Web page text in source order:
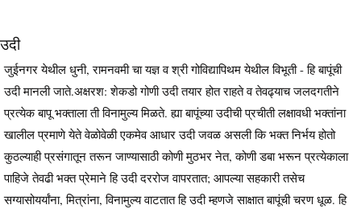
उदी
जुईनगर येथील धुनी, रामनवमी चा यज्ञ व श्री गोविद्यापिथम येथील विभूती - हि बापूंची
उदी मानली जाते.अक्षरश: शेकडो गोणी उदी तयार होत राहते व तेवढ्याच जलदगतीने
प्रत्येक बापू भक्ताला ती विनामुल्य मिळते. ह्या बापूंच्या उदीची प्रचीती लक्षावधी भक्तांना
खालील प्रमाणे येते वेळोवेळी एकमेव आधार उदी जवळ असली कि भक्त निर्भय होतो
कुठल्याही प्रसंगातून तरून जाण्यासाठी कोणी मुठभर नेत, कोणी डबा भरून प्रत्येकाला
पाहिजे तेवढी भक्त प्रेमाने हि उदी दररोज वापरतात; आपल्या सहकारी तसेच
सग्यासोयर्यांना, मित्रांना, विनामुल्य वाटतात हि उदी म्हणजे साक्षात बापूंची चरण धूळ. हि